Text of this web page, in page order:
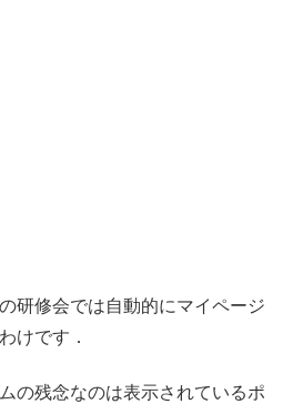
研修会では自動的にマイページ
けです．
の残念なのは表示されているポ